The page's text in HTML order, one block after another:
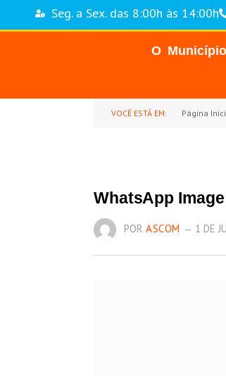
Seg. a Sex. das 8:00h às 14:00h
O Município
VOCÊ ESTÁ EM: Página
WhatsApp
POR ASCOM 1 DE